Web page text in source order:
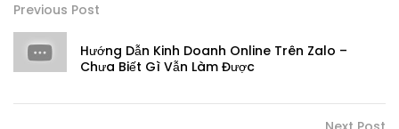
Previous Post
Hướng Dẫn Kinh Doanh Online Trên Zalo –
Chưa Biết Gì Vẫn Làm Được